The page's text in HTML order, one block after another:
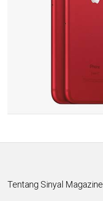
Tentang Sinyal Magazine